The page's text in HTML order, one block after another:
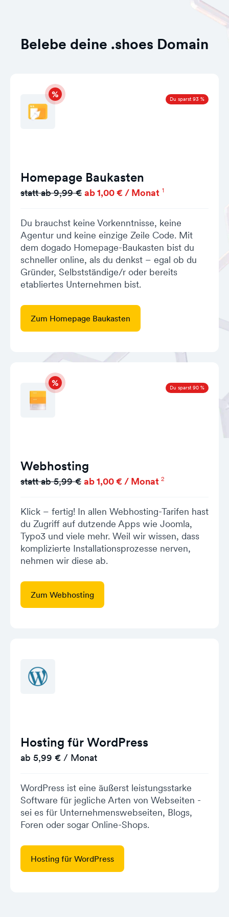
Belebe deine .shoes Domain
Du sparst 93 %
Homepage Baukasten
statt ab 9,99 € ab 1,00 € / Monat 1
Du brauchst keine Vorkenntnisse, keine
Agentur und keine einzige Zeile Code. Mit
dem dogado Homepage-Baukasten bist du
schneller online, als du denkst – egal ob du
Gründer, Selbstständige/r oder bereits
etabliertes Unternehmen bist.
Zum Homepage Baukasten
Du sparst 90 %
Webhosting
statt ab 5,99 € ab 1,00 € / Monat 2
Klick – fertig! In allen Webhosting-Tarifen hast
du Zugriff auf dutzende Apps wie Joomla,
Typo3 und viele mehr. Weil wir wissen, dass
komplizierte Installationsprozesse nerven,
nehmen wir diese ab.
Zum Webhosting
Hosting für WordPress
ab 5,99 € / Monat
WordPress ist eine äußerst leistungsstarke
Software für jegliche Arten von Webseiten -
sei es für Unternehmenswebseiten, Blogs,
Foren oder sogar Online-Shops.
Hosting für WordPress